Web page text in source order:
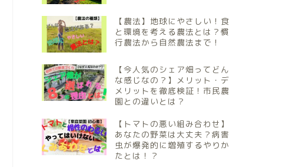
【農法】地球にやさしい！食
と環境を考える農法とは？慣
行農法から自然農法まで！
【今人気のシェア畑ってどん
な感じなの？】メリット・デ
メリットを徹底検証！市民農
園との違いとは？
【トマトの悪い組み合わせ】
あなたの野菜は大丈夫？病害
虫が爆発的に増殖するやりか
たとは！？